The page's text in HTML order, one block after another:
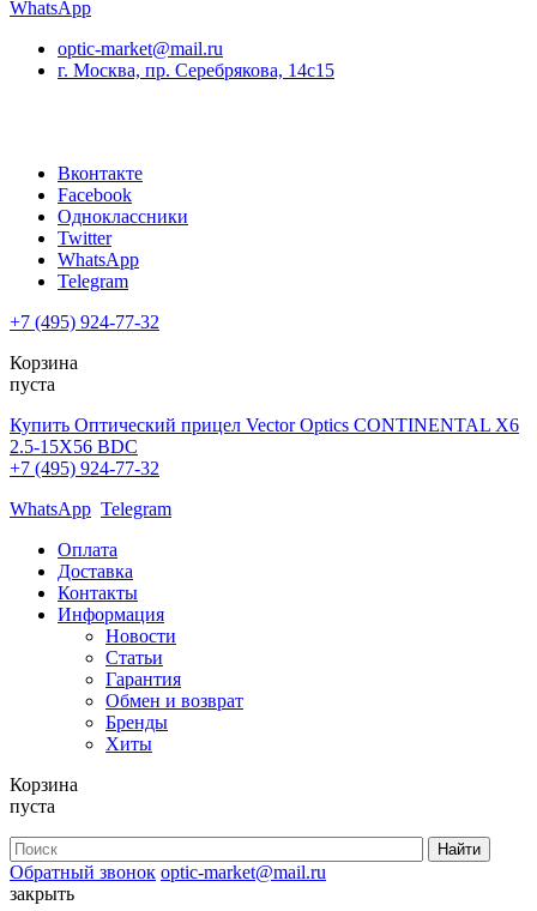
WhatsApp
optic-market@mail.ru
г. Москва, пр. Серебрякова, 14с15
Вконтакте
Facebook
Одноклассники
Twitter
WhatsApp
Telegram
+7 (495) 924-77-32
Корзина
пуста
Купить Оптический прицел Vector Optics CONTINENTAL X6
2.5-15X56 BDC
+7 (495) 924-77-32
WhatsApp Telegram
Оплата
Доставка
Контакты
Информация
Новости
Статьи
Гарантия
Обмен и возврат
Бренды
Хиты
Корзина
пуста
Обратный звонок optic-market@mail.ru
закрыть